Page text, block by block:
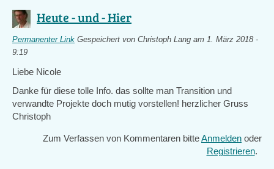
Heute - und - Hier
Permanenter Link Gespeichert von Christoph Lang am 1. März 2018 -
9:19
Liebe Nicole
Danke für diese tolle Info. das sollte man Transition und
verwandte Projekte doch mutig vorstellen! herzlicher Gruss
Christoph
Zum Verfassen von Kommentaren bitteAnmelden oder
Registrieren.